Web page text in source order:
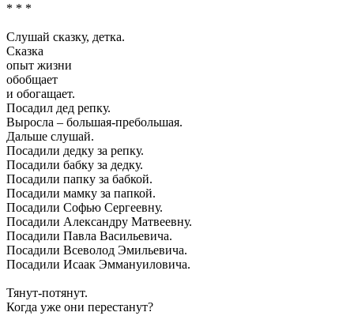
* * *
Слушай сказку, детка.
Сказка
опыт жизни
обобщает
и обогащает.
Посадил дед репку.
Выросла – большая-пребольшая.
Дальше слушай.
Посадили дедку за репку.
Посадили бабку за дедку.
Посадили папку за бабкой.
Посадили мамку за папкой.
Посадили Софью Сергеевну.
Посадили Александру Матвеевну.
Посадили Павла Васильевича.
Посадили Всеволод Эмильевича.
Посадили Исаак Эммануиловича.
Тянут-потянут.
Когда уже они перестанут?